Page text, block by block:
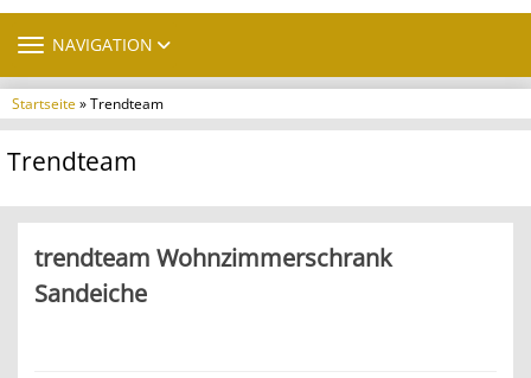
TOGGLE NAVIGATION
NAVIGATION
Startseite» Trendteam
Trendteam
trendteam Wohnzimmerschrank
Sandeiche